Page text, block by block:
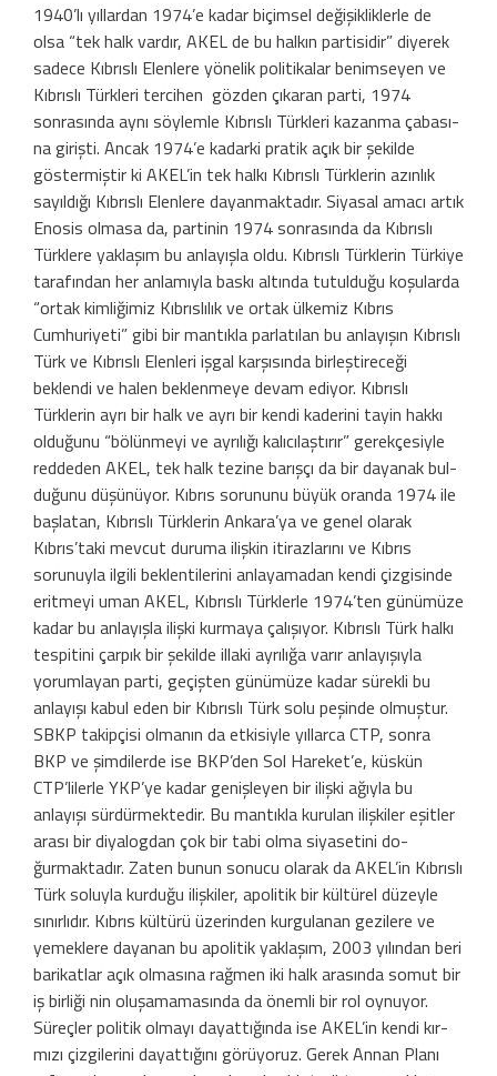
1940’lı yıllardan 1974’e kadar biçim­sel değişikliklerle de
olsa “tek halk vardır, AKEL de bu halkın partisidir” diyerek
sa­dece Kıbrıslı Elenlere yönelik politikalar benimseyen ve
Kıbrıslı Türkleri tercihen gözden çıkaran parti, 1974
sonrasında aynı söylemle Kıbrıslı Türkleri kazanma çabası­
na girişti. Ancak 1974’e kadarki pratik açık bir şekilde
göstermiştir ki AKEL’in tek hal­kı Kıbrıslı Türklerin azınlık
sayıldığı Kıb­rıslı Elenlere dayanmaktadır. Siyasal amacı artık
Enosis olmasa da, partinin 1974 son­rasında da Kıbrıslı
Türklere yaklaşım bu anlayışla oldu. Kıbrıslı Türklerin Türkiye
tarafından her anlamıyla baskı altında tu­tulduğu koşularda
“ortak kimliğimiz Kıb­rıslılık ve ortak ülkemiz Kıbrıs
Cumhuriye­ti” gibi bir mantıkla parlatılan bu anlayışın Kıbrıslı
Türk ve Kıbrıslı Elenleri işgal karşı­sında birleştireceği
beklendi ve halen bek­lenmeye devam ediyor. Kıbrıslı
Türklerin ayrı bir halk ve ayrı bir kendi kaderini ta­yin hakkı
olduğunu “bölünmeyi ve ayrılığı kalıcılaştırır” gerekçesiyle
reddeden AKEL, tek halk tezine barışçı da bir dayanak bul­
duğunu düşünüyor. Kıbrıs sorununu bü­yük oranda 1974 ile
başlatan, Kıbrıslı Türk­lerin Ankara’ya ve genel olarak
Kıbrıs’taki mevcut duruma ilişkin itirazlarını ve Kıbrıs
sorunuyla ilgili beklentilerini anlayamadan kendi çizgisinde
eritmeyi uman AKEL, Kıb­rıslı Türklerle 1974’ten günümüze
kadar bu anlayışla ilişki kurmaya çalışıyor. Kıb­rıslı Türk halkı
tespitini çarpık bir şekilde illaki ayrılığa varır anlayışıyla
yorumlayan parti, geçişten günümüze kadar sürekli bu
anlayışı kabul eden bir Kıbrıslı Türk solu peşinde olmuştur.
SBKP takipçisi olmanın da etkisiyle yıllarca CTP, sonra
BKP ve şim­dilerde ise BKP’den Sol Hareket’e, küskün
CTP’lilerle YKP’ye kadar genişleyen bir iliş­ki ağıyla bu
anlayışı sürdürmektedir. Bu mantıkla kurulan ilişkiler eşitler
arası bir diyalogdan çok bir tabi olma siyasetini do­
ğurmaktadır. Zaten bunun sonucu olarak da AKEL’in Kıbrıslı
Türk soluyla kurduğu ilişkiler, apolitik bir kültürel düzeyle
sınır­lıdır. Kıbrıs kültürü üzerinden kurgulanan gezilere ve
yemeklere dayanan bu apolitik yaklaşım, 2003 yılından beri
barikatlar açık olmasına rağmen iki halk arasında somut bir
iş birliği nin oluşamamasında da önemli bir rol oynuyor.
Süreçler politik olmayı dayattığında ise AKEL’in kendi kır­
mızı çizgilerini dayattığını görüyoruz. Ge­rek Annan Planı